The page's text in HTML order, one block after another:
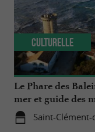
Le Phare des
mer et guide des
Saint-
Culturelle